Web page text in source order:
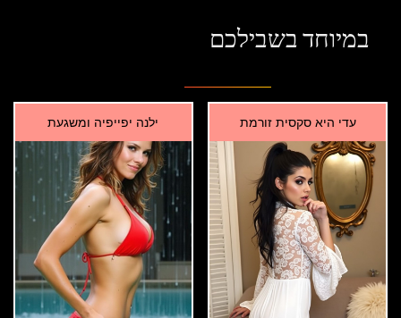
במיוחד בשבילכם
עדי היא סקסית זורמת ילנה יפייפיה ומשגעת